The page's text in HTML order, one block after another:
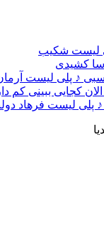
لیست شکیب
کشیدی
♪ پلی لیست
کجایی ببینی کم
♪ پلی لیست فرهاد